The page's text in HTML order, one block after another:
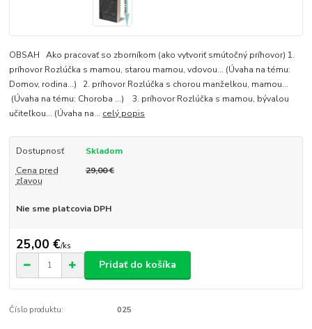
OBSAH Ako pracovať so zborníkom (ako vytvoriť smútočný príhovor) 1.
príhovor Rozlúčka s mamou, starou mamou, vdovou... (Úvaha na tému:
Domov, rodina...) 2. príhovor Rozlúčka s chorou manželkou, mamou...
(Úvaha na tému: Choroba ...) 3. príhovor Rozlúčka s mamou, bývalou
učiteľkou... (Úvaha na... celý popis
Dostupnosť
Skladom
Cena pred
zľavou
29,00 €
Nie sme platcovia DPH
25,00 €/ks
Pridať do košíka
Číslo produktu: 025